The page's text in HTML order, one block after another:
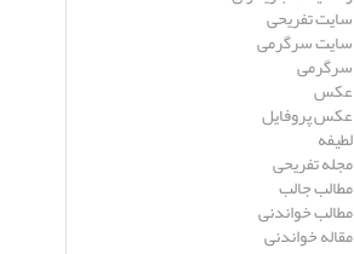
سایت تفریحی
سایت سرگرمی
سرگرمی
عکس
عکس پروفایل
لطیفه
مجله تفریحی
مطالب جالب
مطالب خواندنی
مقاله خواندنی